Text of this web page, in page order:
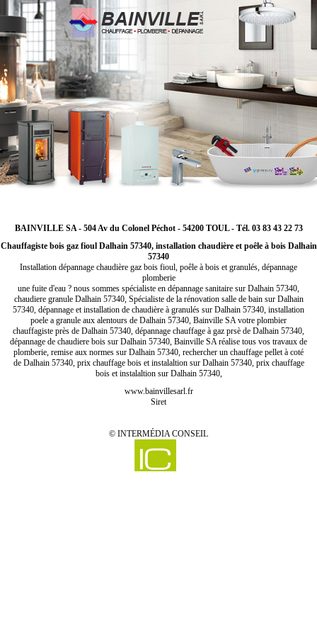
BAINVILLE SA - 504 Av du Colonel Péchot - 54200 TOUL - Tél. 03 83 43 22 73
Chauffagiste bois gaz fioul Dalhain 57340, installation chaudière et poêle à bois Dalhain
57340
Installation dépannage chaudière gaz bois fioul, poêle à bois et granulés, dépannage
plomberie
une fuite d'eau ? nous sommes spécialiste en dépannage sanitaire sur Dalhain 57340,
chaudiere granule Dalhain 57340, Spécialiste de la rénovation salle de bain sur Dalhain
57340, dépannage et installation de chaudière à granulés sur Dalhain 57340, installation
poele a granule aux alentours de Dalhain 57340, Bainville SA votre plombier
chauffagiste près de Dalhain 57340, dépannage chauffage à gaz prsè de Dalhain 57340,
dépannage de chaudiere bois sur Dalhain 57340, Bainville SA réalise tous vos travaux de
plomberie, remise aux normes sur Dalhain 57340, rechercher un chauffage pellet à coté
de Dalhain 57340, prix chauffage bois et instalaltion sur Dalhain 57340, prix chauffage
bois et instalaltion sur Dalhain 57340,
www.bainvillesarl.fr
Siret
© INTERMÉDIA CONSEIL